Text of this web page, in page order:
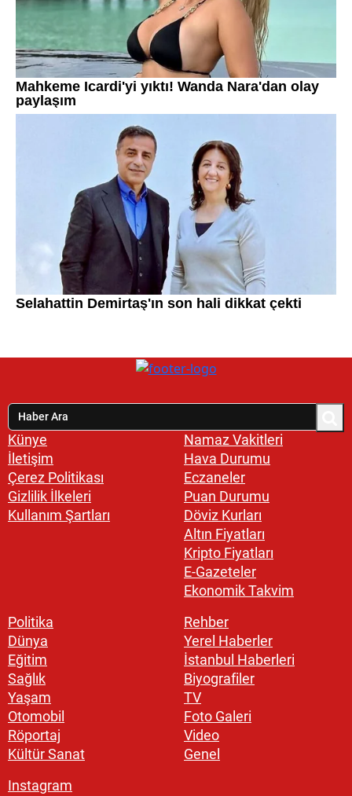
Künye
İletişim
Çerez Politikası
Gizlilik İlkeleri
Kullanım Şartları
Namaz Vakitleri
Hava Durumu
Eczaneler
Puan Durumu
Döviz Kurları
Altın Fiyatları
Kripto Fiyatları
E-Gazeteler
Ekonomik Takvim
Politika
Dünya
Eğitim
Sağlık
Yaşam
Otomobil
Röportaj
Kültür Sanat
Rehber
Yerel Haberler
İstanbul Haberleri
Biyografiler
TV
Foto Galeri
Video
Genel
Instagram